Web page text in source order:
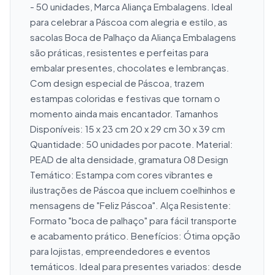
- 50 unidades, Marca Aliança Embalagens. Ideal
para celebrar a Páscoa com alegria e estilo, as
sacolas Boca de Palhaço da Aliança Embalagens
são práticas, resistentes e perfeitas para
embalar presentes, chocolates e lembranças.
Com design especial de Páscoa, trazem
estampas coloridas e festivas que tornam o
momento ainda mais encantador. Tamanhos
Disponíveis: 15 x 23 cm 20 x 29 cm 30 x 39 cm
Quantidade: 50 unidades por pacote. Material:
PEAD de alta densidade, gramatura 08 Design
Temático: Estampa com cores vibrantes e
ilustrações de Páscoa que incluem coelhinhos e
mensagens de "Feliz Páscoa". Alça Resistente:
Formato "boca de palhaço" para fácil transporte
e acabamento prático. Benefícios: Ótima opção
para lojistas, empreendedores e eventos
temáticos. Ideal para presentes variados: desde